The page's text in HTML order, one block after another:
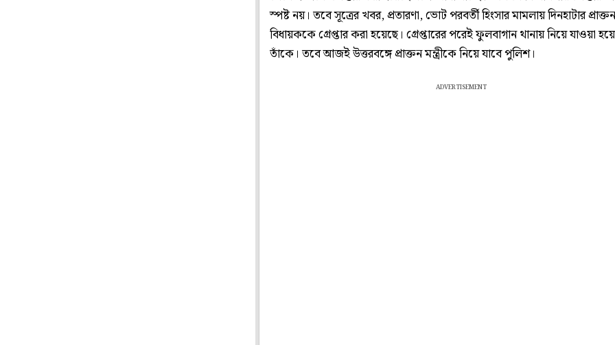
স্পষ্ট নয়। তবে সূত্রের খবর, প্রতারণা, ভোট পরবর্তী হিংসার মামলায় দিনহাটার
বিধায়ককে গ্রেপ্তার করা হয়েছে। গ্রেপ্তারের পরেই ফুলবাগান থানায় নিয়ে যাওয়া
তাঁকে। তবে আজই উত্তরবঙ্গে প্রাক্তন মন্ত্রীকে নিয়ে যাবে পুলিশ।
ADVERTISEMENT